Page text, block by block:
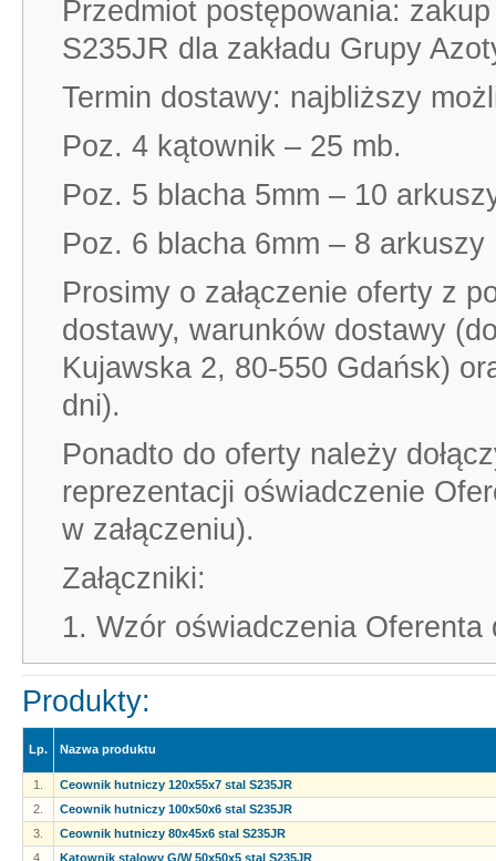
Przedmiot postępowania:
S235JR dla zakładu Grupy
Termin dostawy: najbliższy
Poz. 4 kątownik – 25 mb.
Poz. 5 blacha 5mm – 10
Poz. 6 blacha 6mm – 8 arkuszy
Prosimy o załączenie oferty z
dostawy, warunków dostawy
Kujawska 2, 80-550 Gdańsk)
dni).
Ponadto do oferty należy
reprezentacji oświadczenie
w załączeniu).
Załączniki:
1. Wzór oświadczenia
Produkty:
Lp. Nazwa produktu
1.
Ceownik hutniczy 120x55x7 stal S235JR
2.
Ceownik hutniczy 100x50x6 stal S235JR
3.
Ceownik hutniczy 80x45x6 stal S235JR
4.
Kątownik stalowy G/W 50x50x5 stal S235JR